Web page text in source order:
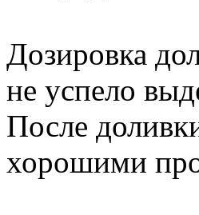
Дозировка
не успело
После
хорошими